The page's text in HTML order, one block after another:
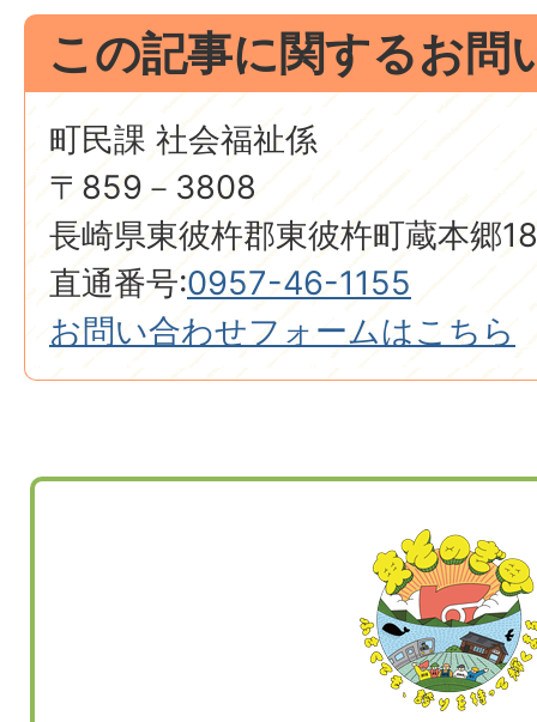
この記事に関するお問
町民課 社会福祉係
〒859－3808
長崎県東彼杵郡東彼杵町蔵本郷
直通番号:0957-46-1155
お問い合わせフォームはこちら